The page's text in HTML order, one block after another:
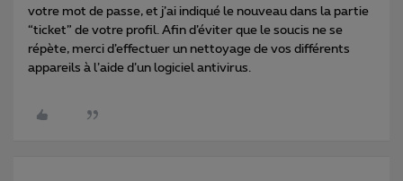
votre mot de passe, et j’ai indiqué le nouveau dans la partie
“ticket” de votre profil. Afin d’éviter que le soucis ne se
répète, merci d’effectuer un nettoyage de vos différents
appareils à l’aide d’un logiciel antivirus.